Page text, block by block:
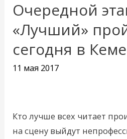
Очередной
«Лучший»
сегодня в
11 мая 2017
Кто лучше всех читает
на сцену выйдут
Очередной
проекта
«Лучший»
пройдет